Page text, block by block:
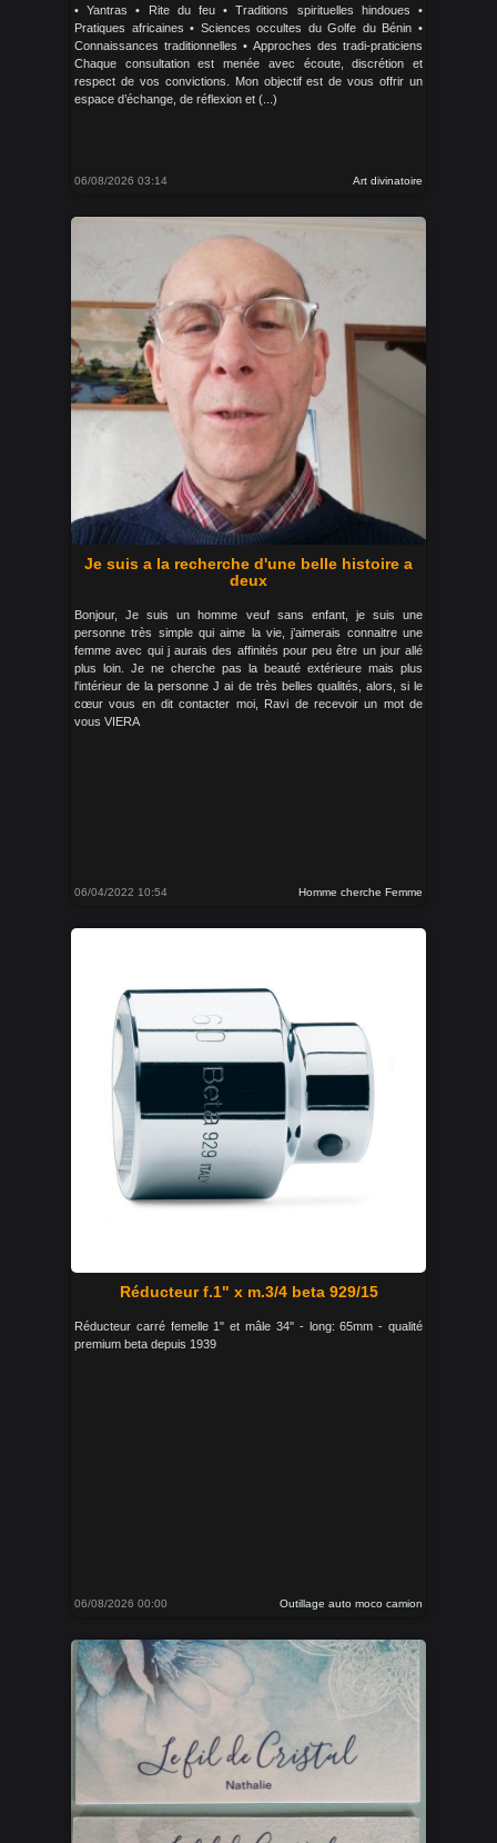
• Yantras • Rite du feu • Traditions spirituelles hindoues •
Pratiques africaines • Sciences occultes du Golfe du Bénin •
Connaissances traditionnelles • Approches des tradi-praticiens
Chaque consultation est menée avec écoute, discrétion et
respect de vos convictions. Mon objectif est de vous offrir un
espace d’échange, de réflexion et (...)
06/08/2026 03:14 Art divinatoire
Je suis a la recherche d'une belle histoire a
deux
Bonjour, Je suis un homme veuf sans enfant, je suis une
personne très simple qui aime la vie, j’aimerais connaitre une
femme avec qui j aurais des affinités pour peu être un jour allé
plus loin. Je ne cherche pas la beauté extérieure mais plus
l'intérieur de la personne J ai de très belles qualités, alors, si le
cœur vous en dit contacter moi, Ravi de recevoir un mot de
vous VIERA
06/04/2022 10:54 Homme cherche Femme
Réducteur f.1" x m.3/4 beta 929/15
Réducteur carré femelle 1" et mâle 34'' - long: 65mm - qualité
premium beta depuis 1939
06/08/2026 00:00 Outillage auto moco camion